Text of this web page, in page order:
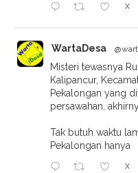
X
WartaDesa
Misteri tewasnya
Kalipancur,
Pekalongan yang
persawahan,
Tak butuh waktu
Pekalongan hanya
X